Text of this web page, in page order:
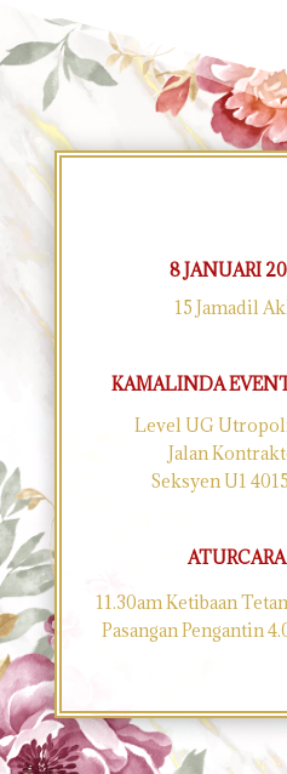
8 JANUARI
15 Jamadil
KAMALINDA
Level UG
Jalan
Seksyen U1
11.30am Ketibaan
Pasangan Pengantin